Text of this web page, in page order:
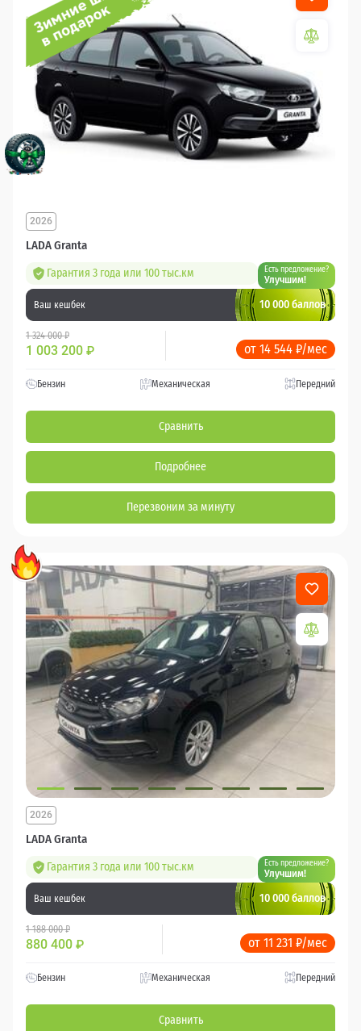
LADA Granta
2026
Гарантия 3 года или 100 тыс.км Есть предложение?
Улучшим!
Ваш кешбек 10 000 баллов
1 324 000 ₽
1 003 200 ₽ от 14 544 ₽/мес
Бензин Механическая Передний
Сравнить
Подробнее
Перезвоним за минуту
LADA Granta
2026
Гарантия 3 года или 100 тыс.км Есть предложение?
Улучшим!
Ваш кешбек 10 000 баллов
1 188 000 ₽
880 400 ₽ от 11 231 ₽/мес
Бензин Механическая Передний
Сравнить